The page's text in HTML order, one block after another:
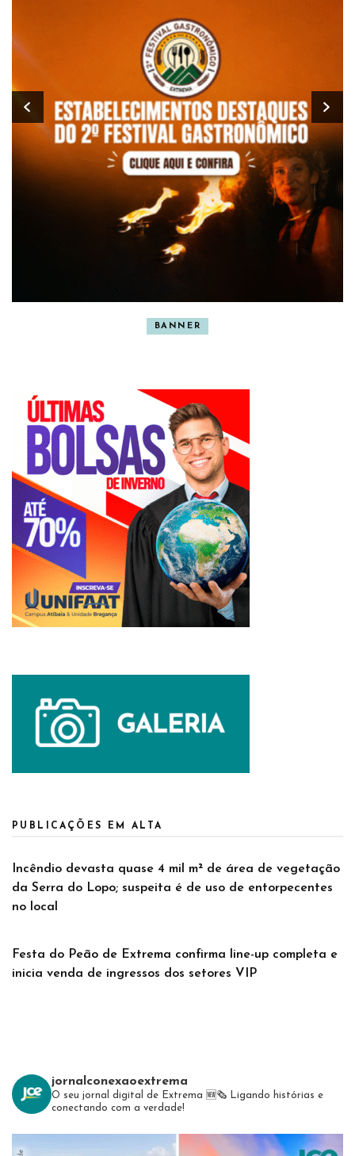
BANNER
PUBLICAÇÕES EM ALTA
Incêndio devasta quase 4 mil m² de área de vegetação
da Serra do Lopo; suspeita é de uso de entorpecentes
no local
Festa do Peão de Extrema confirma line-up completa e
inicia venda de ingressos dos setores VIP
jornalconexaoextrema
O seu jornal digital de Extrema 🆕️🗞 Ligando histórias e
conectando com a verdade!